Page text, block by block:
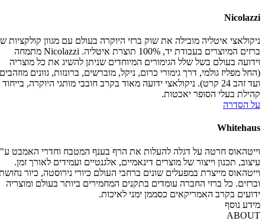
Nicolazzi
ניקולאצי איטליה מובילה את שוק ברזי היוקרה בעולם עם מגוון קולקציות של
ברזים המיוצרים בעבודת יד, 100% תוצרת איטליה. Nicolazzi מתמחה
וידועה בעולם בשל שלל הגימורים המיוחדים שניתן להשיג את כל מוצריה
(החל מפליז גולמי, דרך גימורי כרום, ניקל, מוברשים, ברונזות, גוונים מוזהבים
ועד זהב 24 קרט). ניקולאצי ידועה מאוד בקרב חובבי מותגי היוקרה, בייחוד
קהילת בעלי הסופר יאכטות.
על הסדרה
Whitehaus
וייטהאוס חרטה על דגלה להעלות את הרף בענף המטבח וחדרי האמבט ע"י
עיצוב, תכנון וייצור של מוצרים דינאמיים, אלגנטיים ועמידים לאורך זמן.
וייטהאוס מייצרת במפעלים שונים ברחבי העולם כיורי נירוסטה, כיור נחושת
וברזים. כל ברזי החברה עומדים בתקנים המחמירים ביותר בעולם ומוצריה
ידועים בקרב האמריקאים כסממן ימני לאיכות.
מידע נוסף
ABOUT